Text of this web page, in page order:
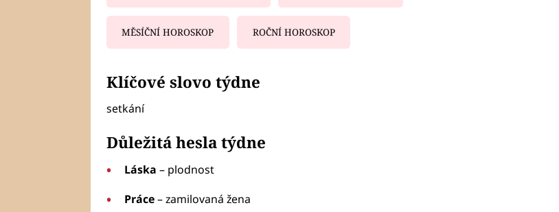
MĚSÍČNÍ HOROSKOP ROČNÍ HOROSKOP
Klíčové slovo týdne
setkání
Důležitá hesla týdne
Láska – plodnost
Práce– zamilovaná žena